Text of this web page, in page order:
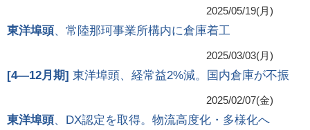
2025/05/19(月)
東洋埠頭、常陸那珂事業所構内に倉庫着工
2025/03/03(月)
[4―12月期] 東洋埠頭、経常益2%減。国内倉庫が不振
2025/02/07(金)
東洋埠頭、DX認定を取得。物流高度化・多様化へ